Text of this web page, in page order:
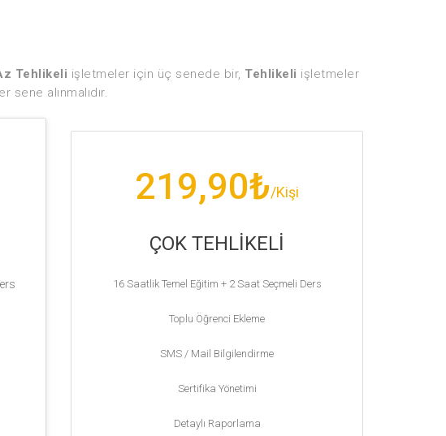
Tehlikeli işletmeler için üç senede bir, Tehlikeli işletmeler
alınmalıdır.
219,90₺/Kişi
ÇOK TEHLİKELİ
16 Saatlik Temel Eğitim + 2 Saat Seçmeli Ders
Toplu Öğrenci Ekleme
SMS / Mail Bilgilendirme
Sertifika Yönetimi
Detaylı Raporlama